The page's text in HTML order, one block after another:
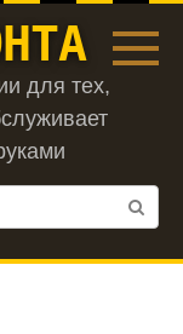
для тех,